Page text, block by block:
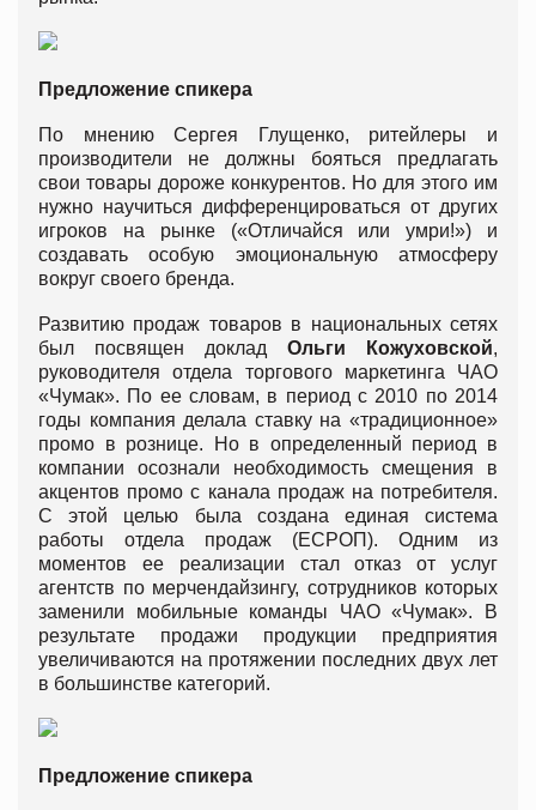
Предложение спикера
По мнению Сергея Глущенко, ритейлеры и
производители не должны бояться предлагать
свои товары дороже конкурентов. Но для этого им
нужно научиться дифференцироваться от других
игроков на рынке («Отличайся или умри!») и
создавать особую эмоциональную атмосферу
вокруг своего бренда.
Развитию продаж товаров в национальных сетях
был посвящен доклад Ольги Кожуховской,
руководителя отдела торгового маркетинга ЧАО
«Чумак». По ее словам, в период с 2010 по 2014
годы компания делала ставку на «традиционное»
промо в рознице. Но в определенный период в
компании осознали необходимость смещения в
акцентов промо с канала продаж на потребителя.
С этой целью была создана единая система
работы отдела продаж (ЕСРОП). Одним из
моментов ее реализации стал отказ от услуг
агентств по мерчендайзингу, сотрудников которых
заменили мобильные команды ЧАО «Чумак». В
результате продажи продукции предприятия
увеличиваются на протяжении последних двух лет
в большинстве категорий.
Предложение спикера